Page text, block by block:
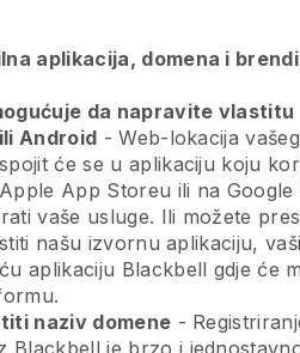
aplikacija, domena i
da napravite vlastitu
Android -Web-lokacija vašeg
će se u aplikaciju koju
App Storeu ili na Google
vaše usluge. Ili možete
našu izvornu aplikaciju,
aplikaciju Blackbell gdje će
naziv domene -
Blackbell je brzo i